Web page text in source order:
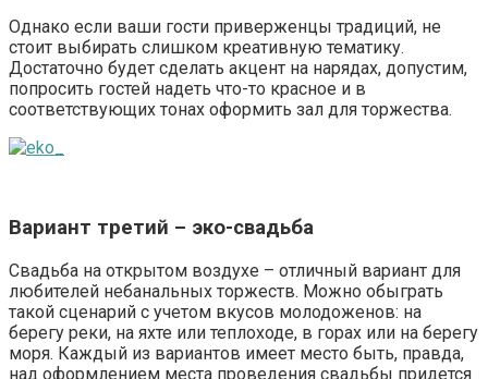
Однако если ваши гости приверженцы традиций, не
стоит выбирать слишком креативную тематику.
Достаточно будет сделать акцент на нарядах, допустим,
попросить гостей надеть что-то красное и в
соответствующих тонах оформить зал для торжества.
Вариант третий – эко-свадьба
Свадьба на открытом воздухе – отличный вариант для
любителей небанальных торжеств. Можно обыграть
такой сценарий с учетом вкусов молодоженов: на
берегу реки, на яхте или теплоходе, в горах или на берегу
моря. Каждый из вариантов имеет место быть, правда,
над оформлением места проведения свадьбы придется